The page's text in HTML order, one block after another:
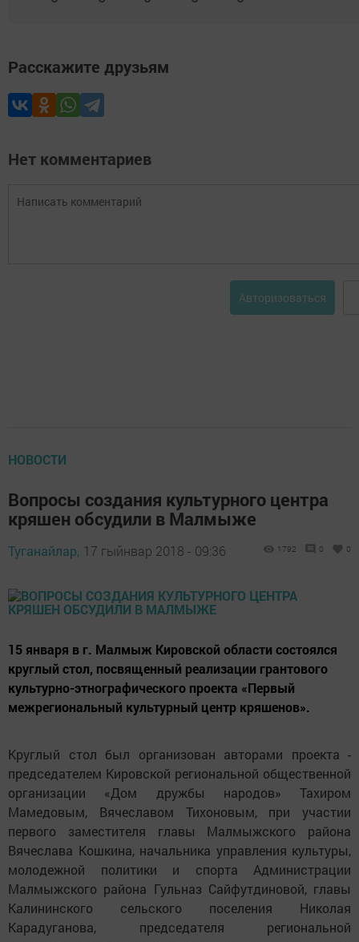
Расскажите друзьям
Нет комментариев
Авторизоваться
НОВОСТИ
Вопросы создания культурного центра
кряшен обсудили в Малмыже
Туганайлар, 17 гыйнвар 2018 - 09:36 1792 0 0
15 января в г. Малмыж Кировской области состоялся
круглый стол, посвященный реализации грантового
культурно-этнографического проекта «Первый
межрегиональный культурный центр кряшенов».
Круглый стол был организован авторами проекта -
председателем Кировской региональной общественной
организации «Дом дружбы народов» Тахиром
Мамедовым, Вячеславом Тихоновым, при участии
первого заместителя главы Малмыжского района
Вячеслава Кошкина, начальника управления культуры,
молодежной политики и спорта Администрации
Малмыжского района Гульназ Сайфутдиновой, главы
Калининского сельского поселения Николая
Карадуганова, председателя региональной